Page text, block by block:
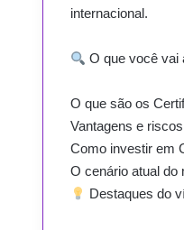
internacional.
O que você vai
O que são os
Vantagens e
Como investir em
O cenário atual do
Destaques do